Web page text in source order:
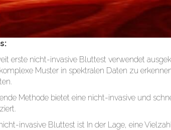
erste nicht-invasive Bluttest verwendet
Muster in spektralen Daten zu
Methode bietet eine nicht-invasive und
invasive Bluttest ist In der Lage, eine